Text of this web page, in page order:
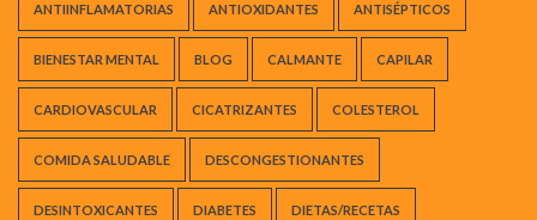
ANTIINFLAMATORIAS ANTIOXIDANTES ANTISÉPTICOS
BIENESTAR MENTAL BLOG CALMANTE CAPILAR
CARDIOVASCULAR CICATRIZANTES COLESTEROL
COMIDA SALUDABLE DESCONGESTIONANTES
DESINTOXICANTES DIABETES DIETAS/RECETAS